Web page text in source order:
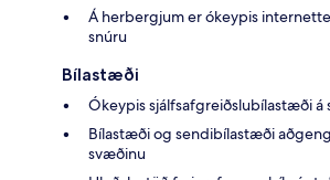
Á herbergjum er ókeypis
snúru
Bílastæði
Ókeypis sjálfsafgreiðslubílastæði á
Bílastæði og sendibílastæði
svæðinu